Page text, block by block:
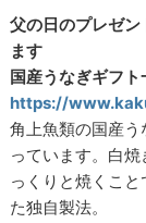
父の日のプレゼ
ます
国産うなぎギフト
https://
角上魚類の国産
っています。白
っくりと焼くこ
た独自製法。